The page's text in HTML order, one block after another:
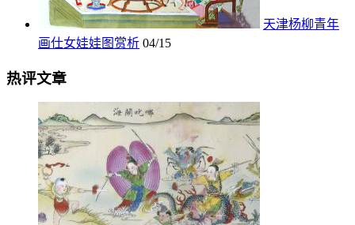
天津杨柳青年
画仕女娃娃图赏析 04/15
热评文章